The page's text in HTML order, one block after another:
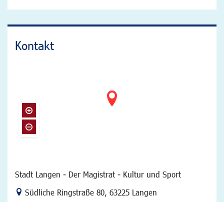
Kontakt
Stadt Langen - Der Magistrat - Kultur und Sport
Link zur Google-Maps Navigation
Südliche Ringstraße 80, 63225 Langen